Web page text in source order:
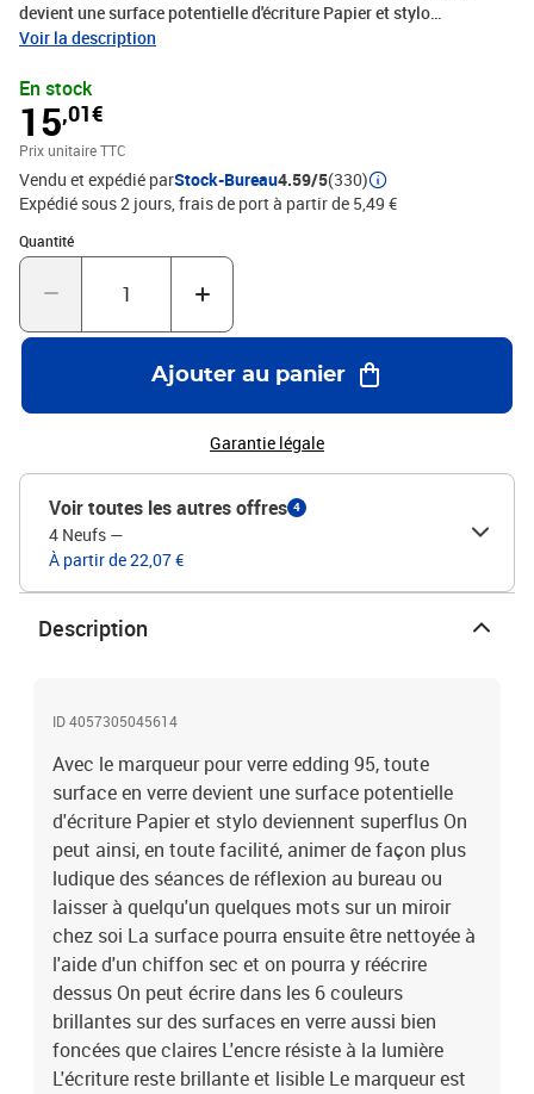
devient une surface potentielle d'écriture Papier et stylo
deviennent superflus On peut ainsi, en toute facilité, animer de
quelqu'un quelques mots sur un miroir chez soi La surface pourra
ensuite être nettoyée à l'aide d'un chiffon sec et on pourra y
réécrire dessus On peut écrire dans les 6 couleurs brillantes sur
des surfaces en verre aussi bien foncées que claires L'encre résiste
à la lumière L'écriture reste brillante et lisible Le marqueur est
maintenant prêt à l'emploi Si on doit corriger, il suffit d'effacer
l'encre avec un chiffon sec Le capuchon peut être ensuite remis sur
le marqueur Produit de marque haut de gamme Produit fabriqué
en Allemagne
Voir la description
En stock
15,01€
Prix unitaire TTC
Vendu et expédié parStock-Bureau4.59/5(330)
Expédié sous 2 jours, frais de port à partir de 5,49 €
Quantité
Quantité : 1
Ajouter au panier
Garantie légale
Voir toutes les autres offres 4
4 Neufs —
À partir de 22,07 €
Description
ID 4057305045614
Avec le marqueur pour verre edding 95, toute
surface en verre devient une surface potentielle
d'écriture Papier et stylo deviennent superflus On
peut ainsi, en toute facilité, animer de façon plus
ludique des séances de réflexion au bureau ou
laisser à quelqu'un quelques mots sur un miroir
chez soi La surface pourra ensuite être nettoyée à
l'aide d'un chiffon sec et on pourra y réécrire
dessus On peut écrire dans les 6 couleurs
brillantes sur des surfaces en verre aussi bien
foncées que claires L'encre résiste à la lumière
L'écriture reste brillante et lisible Le marqueur est